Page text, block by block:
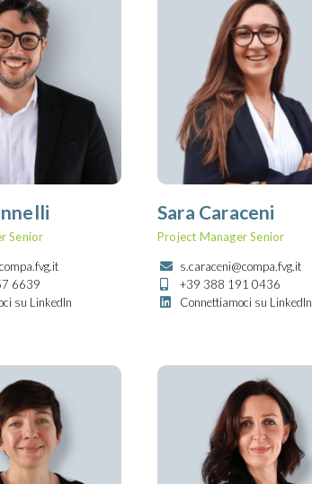
Senior
6639
su LinkedIn
Sara Caraceni
Project Manager Senior
s.caraceni@compa.fvg.it
+39 388 191 0436
Connettiamoci su LinkedIn